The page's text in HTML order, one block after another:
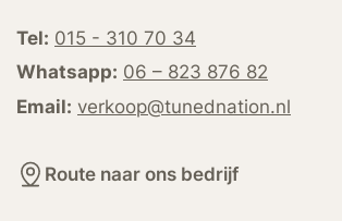
Tel: 015 - 310 70 34
Whatsapp: 06 – 823 876 82
Email: verkoop@tunednation.nl
Route naar ons bedrijf